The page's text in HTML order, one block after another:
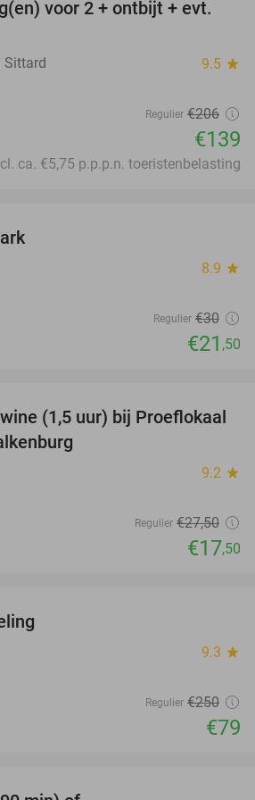
33%
voor 2 + ontbijt + evt.
Sittard 9.5 star
Regulier €206
€139
ca. €5,75 p.p.p.n. toeristenbelasting
8.9 star
Regulier €30
€21 ,50
36%
(1,5 uur) bij Proeflokaal
9.2 star
Regulier €27,50
€17,50
9.3 star
Regulier €250
€79